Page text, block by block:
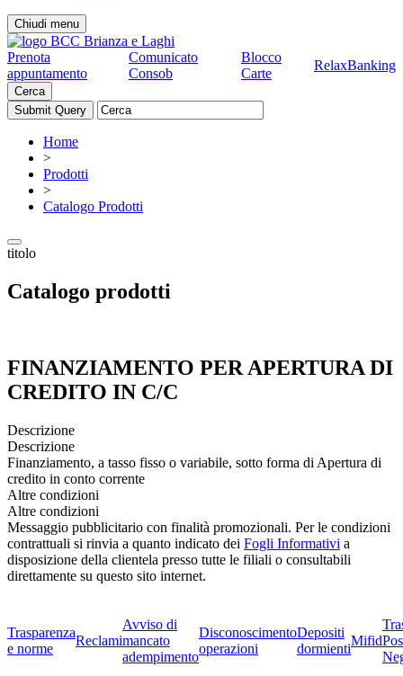
Chiudi menu
Prenota
appuntamento
Comunicato
Consob
Blocco
Carte
RelaxBanking
Cerca
Home
>
Prodotti
>
Catalogo Prodotti
titolo
Catalogo prodotti
FINANZIAMENTO PER APERTURA DI
CREDITO IN C/C
Descrizione
Descrizione
Finanziamento, a tasso fisso o variabile, sotto forma di Apertura di
credito in conto corrente
Altre condizioni
Altre condizioni
Messaggio pubblicitario con finalità promozionali. Per le condizioni
contrattuali si rinvia a quanto indicato dei Fogli Informativi a
disposizione della clientela presso tutte le filiali o consultabili
direttamente su questo sito internet.
Trasparenza
e norme
Reclami
Avviso di
mancato
adempimento
Disconoscimento
operazioni
Depositi
dormienti
Mifid